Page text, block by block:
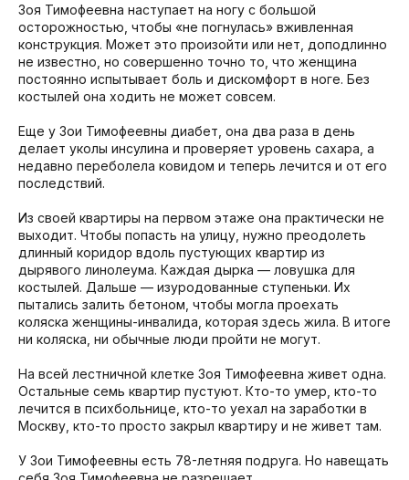
Зоя Тимофеевна наступает на ногу с большой
осторожностью, чтобы «не погнулась» вживленная
конструкция. Может это произойти или нет, доподлинно
не известно, но совершенно точно то, что женщина
постоянно испытывает боль и дискомфорт в ноге. Без
костылей она ходить не может совсем.
Еще у Зои Тимофеевны диабет, она два раза в день
делает уколы инсулина и проверяет уровень сахара, а
недавно переболела ковидом и теперь лечится и от его
последствий.
Из своей квартиры на первом этаже она практически не
выходит. Чтобы попасть на улицу, нужно преодолеть
длинный коридор вдоль пустующих квартир из
дырявого линолеума. Каждая дырка — ловушка для
костылей. Дальше — изуродованные ступеньки. Их
пытались залить бетоном, чтобы могла проехать
коляска женщины-инвалида, которая здесь жила. В итоге
ни коляска, ни обычные люди пройти не могут.
На всей лестничной клетке Зоя Тимофеевна живет одна.
Остальные семь квартир пустуют. Кто-то умер, кто-то
лечится в психбольнице, кто-то уехал на заработки в
Москву, кто-то просто закрыл квартиру и не живет там.
У Зои Тимофеевны есть 78-летняя подруга. Но навещать